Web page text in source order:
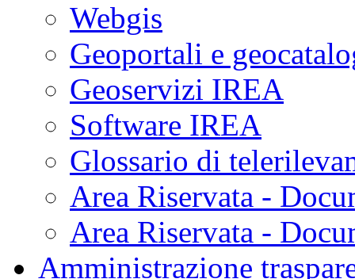
Webgis
Geoportali e
Geoservizi IREA
Software IREA
Glossario di
Area Riservata -
Area Riservata -
Amministrazione